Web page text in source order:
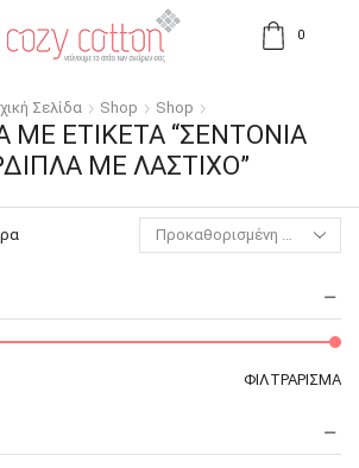
0
Σελίδα Shop Shop
ΜΕ ΕΤΙΚΈΤΑ “ΣΕΝΤΌΝΙΑ
ΜΕ ΛΆΣΤΙΧΟ”
ΦΙΛΤΡΆΡΙΣΜΑ